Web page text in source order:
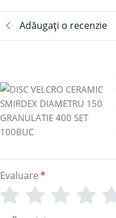
Adăugați o recenzie
Evaluare*